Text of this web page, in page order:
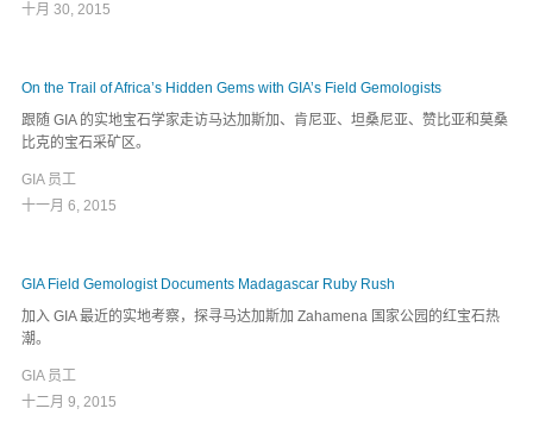
十月 30, 2015
On the Trail of Africa’s Hidden Gems with GIA’s Field Gemologists
跟随 GIA 的实地宝石学家走访马达加斯加、肯尼亚、坦桑尼亚、赞比亚和莫桑
比克的宝石采矿区。
GIA 员工
十一月 6, 2015
GIA Field Gemologist Documents Madagascar Ruby Rush
加入 GIA 最近的实地考察，探寻马达加斯加 Zahamena 国家公园的红宝石热
潮。
GIA 员工
十二月 9, 2015